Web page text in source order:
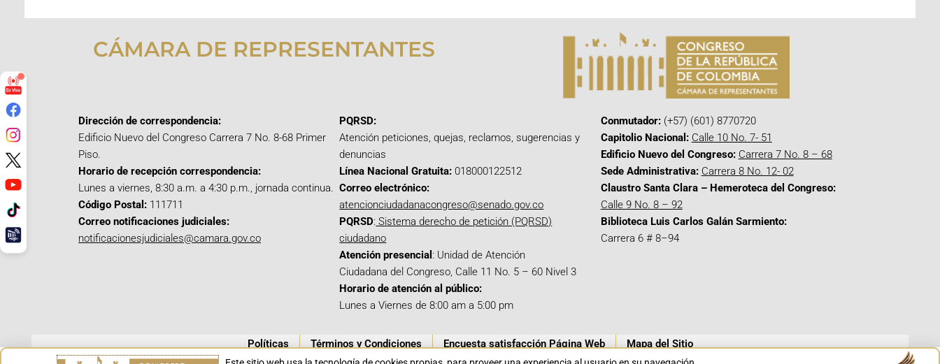
CÁMARA DE REPRESENTANTES
Dirección de correspondencia:
Edificio Nuevo del Congreso Carrera 7 No. 8-68 Primer
Piso.
Horario de recepción correspondencia:
Lunes a viernes, 8:30 a.m. a 4:30 p.m., jornada continua.
Código Postal: 111711
Correo notificaciones judiciales:
notificacionesjudiciales@camara.gov.co
PQRSD:
Atención peticiones, quejas, reclamos, sugerencias y
denuncias
Línea Nacional Gratuita: 018000122512
Correo electrónico:
atencionciudadanacongreso@senado.gov.co
PQRSD: Sistema derecho de petición (PQRSD)
ciudadano
Atención presencial : Unidad de Atención
Ciudadana del Congreso, Calle 11 No. 5 – 60 Nivel 3
Horario de atención al público:
Lunes a Viernes de 8:00 am a 5:00 pm
Conmutador:(+57) (601) 8770720
Capitolio Nacional: Calle 10 No. 7- 51
Edificio Nuevo del Congreso: Carrera 7 No. 8 – 68
Sede Administrativa: Carrera 8 No. 12- 02
Claustro Santa Clara – Hemeroteca del Congreso:
Calle 9 No. 8 – 92
Biblioteca Luis Carlos Galán Sarmiento:
Carrera 6 # 8–94
Políticas Términos y Condiciones Encuesta satisfacción Página Web Mapa del Sitio